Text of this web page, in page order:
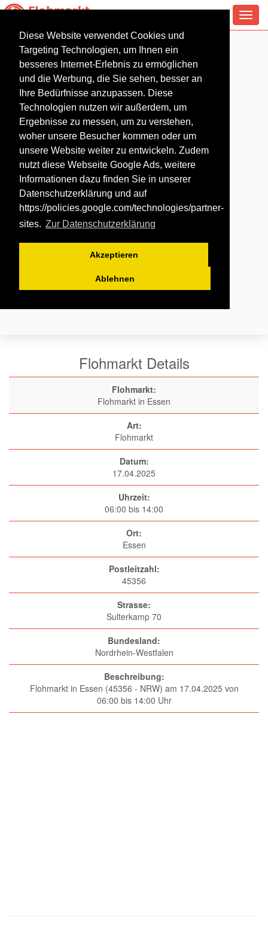
Diese Website verwendet Cookies und
Targeting Technologien, um Ihnen ein
besseres Internet-Erlebnis zu ermöglichen
und die Werbung, die Sie sehen, besser an
Ihre Bedürfnisse anzupassen. Diese
Technologien nutzen wir außerdem, um
Ergebnisse zu messen, um zu verstehen,
woher unsere Besucher kommen oder um
unsere Website weiter zu entwickeln. Zudem
nutzt diese Webseite Google Ads, weitere
Informationen dazu finden Sie in unserer
Datenschutzerklärung und auf
https://policies.google.com/technologies/partner-
sites. Zur Datenschutzerklärung
Akzeptieren
Ablehnen
Flohmarkt in Essen
Flohmarkt Details
Flohmarkt:
Flohmarkt in Essen
Art:
Flohmarkt
Datum:
17.04.2025
Uhrzeit:
06:00 bis 14:00
Ort:
Essen
Postleitzahl:
45356
Strasse:
Sulterkamp 70
Bundesland:
Nordrhein-Westfalen
Beschreibung:
Flohmarkt in Essen (45356 - NRW) am 17.04.2025 von
06:00 bis 14:00 Uhr